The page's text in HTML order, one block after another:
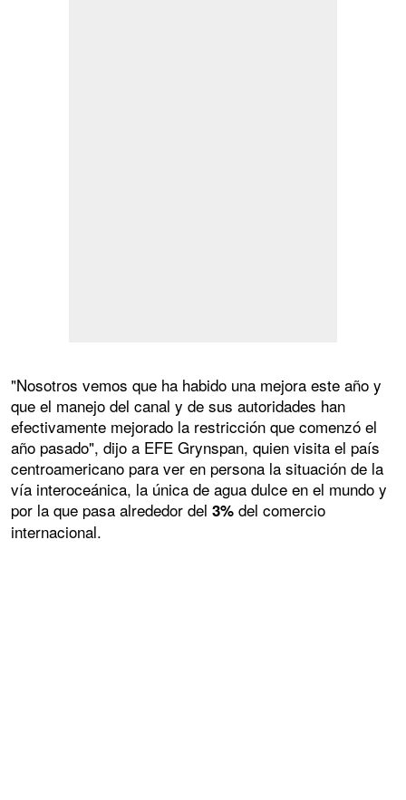
"Nosotros vemos que ha habido una mejora este año y
que el manejo del canal y de sus autoridades han
efectivamente mejorado la restricción que comenzó el
año pasado", dijo a EFE Grynspan, quien visita el país
centroamericano para ver en persona la situación de la
vía interoceánica, la única de agua dulce en el mundo y
por la que pasa alrededor del 3% del comercio
internacional.